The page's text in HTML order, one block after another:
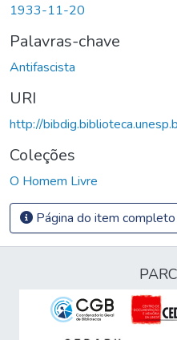
1933-11-20
Palavras-chave
Antifascista
URI
http://
Coleções
O Homem Livre
Página do item completo